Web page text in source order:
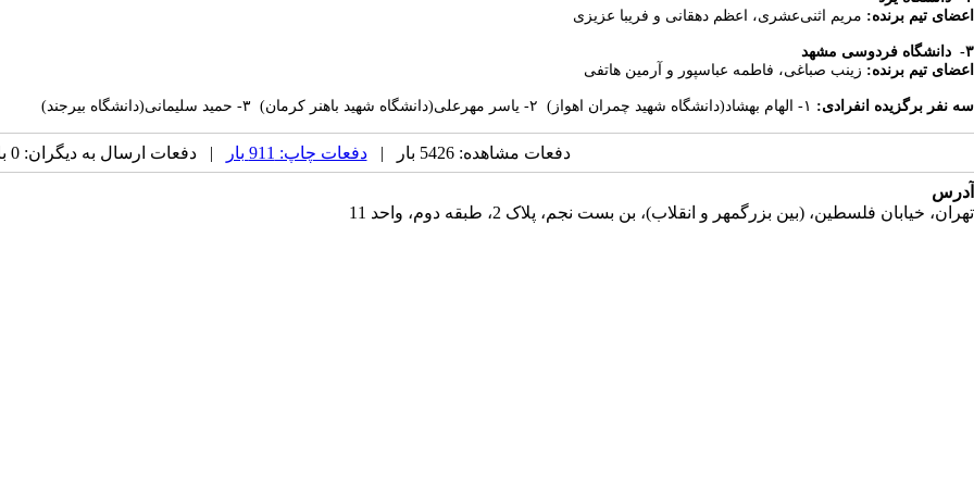
اعضای تیم برنده: مریم اثنی‌­عشری، اعظم دهقانی و فریبا عزیزی
۳-
دانشگاه فردوسی مشهد
اعضای تیم برنده: زینب صباغی، فاطمه عباسپور و آرمین هاتفی
سه نفر برگزیده انفرادی:
دفعات مشاهده: 5426 بار | دفعات چاپ: 911 بار | دفعات ارسال به دیگران: 0 بار |
آدرس
تهران، خیابان فلسطین، (بین بزرگمهر و انقلاب)، بن بست نجم، پلاک 2، طبقه دوم، واحد 11